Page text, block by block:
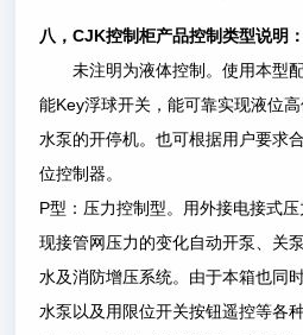
八，CJK控制柜产品控制类型说明：
未注明为液体控制。使用本型配
能Key浮球开关，能可靠实现液位
水泵的开停机。也可根据用户要求
位控制器。
P型：压力控制型。用外接电接式
现接管网压力的变化自动开泵、关
水及消防增压系统。由于本箱也同
水泵以及用限位开关按钮遥控等各